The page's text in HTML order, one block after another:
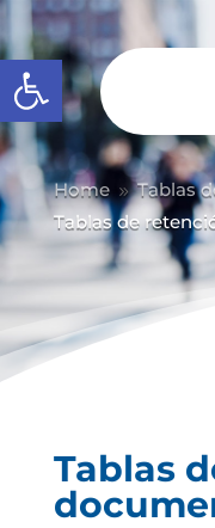
Abrir barra de
Home 9 Tablas
Tablas de
Tablas